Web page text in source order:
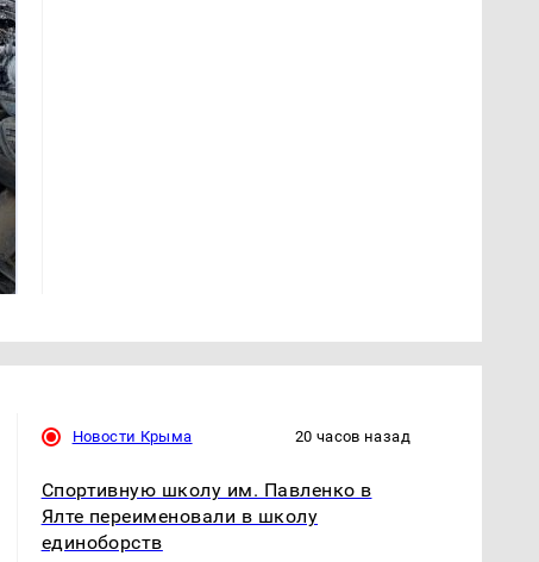
Новости Крыма 20 часов назад
Спортивную школу им. Павленко в
Ялте переименовали в школу
единоборств